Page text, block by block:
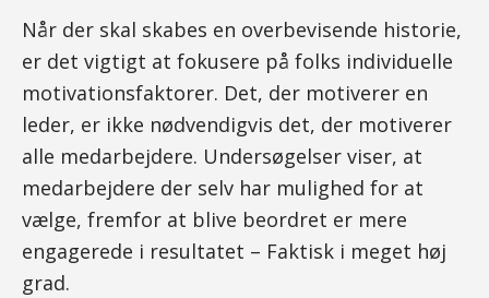
Når der skal skabes en overbevisende historie,
er det vigtigt at fokusere på folks individuelle
motivationsfaktorer. Det, der motiverer en
leder, er ikke nødvendigvis det, der motiverer
alle medarbejdere. Undersøgelser viser, at
medarbejdere der selv har mulighed for at
vælge, fremfor at blive beordret er mere
engagerede i resultatet – Faktisk i meget høj
grad.